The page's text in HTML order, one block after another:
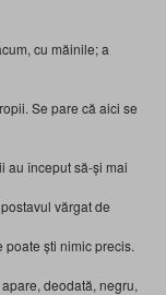
cu măinile; a
Se pare că aici se
au început să-şi mai
vărgat de
şti nimic precis.
deodată, negru,